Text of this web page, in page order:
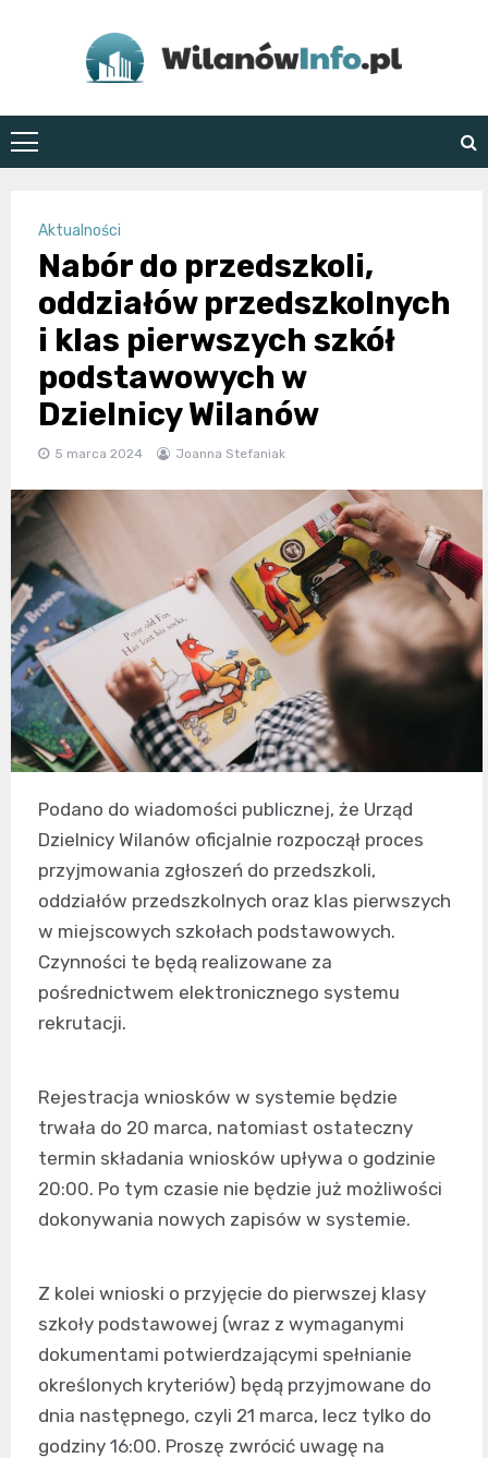
WilanówInfo.pl
Aktualności
Nabór do przedszkoli,
oddziałów przedszkolnych
i klas pierwszych szkół
podstawowych w
Dzielnicy Wilanów
5 marca 2024 Joanna Stefaniak
Podano do wiadomości publicznej, że Urząd
Dzielnicy Wilanów oficjalnie rozpoczął proces
przyjmowania zgłoszeń do przedszkoli,
oddziałów przedszkolnych oraz klas pierwszych
w miejscowych szkołach podstawowych.
Czynności te będą realizowane za
pośrednictwem elektronicznego systemu
rekrutacji.
Rejestracja wniosków w systemie będzie
trwała do 20 marca, natomiast ostateczny
termin składania wniosków upływa o godzinie
20:00. Po tym czasie nie będzie już możliwości
dokonywania nowych zapisów w systemie.
Z kolei wnioski o przyjęcie do pierwszej klasy
szkoły podstawowej (wraz z wymaganymi
dokumentami potwierdzającymi spełnianie
określonych kryteriów) będą przyjmowane do
dnia następnego, czyli 21 marca, lecz tylko do
godziny 16:00. Proszę zwrócić uwagę na